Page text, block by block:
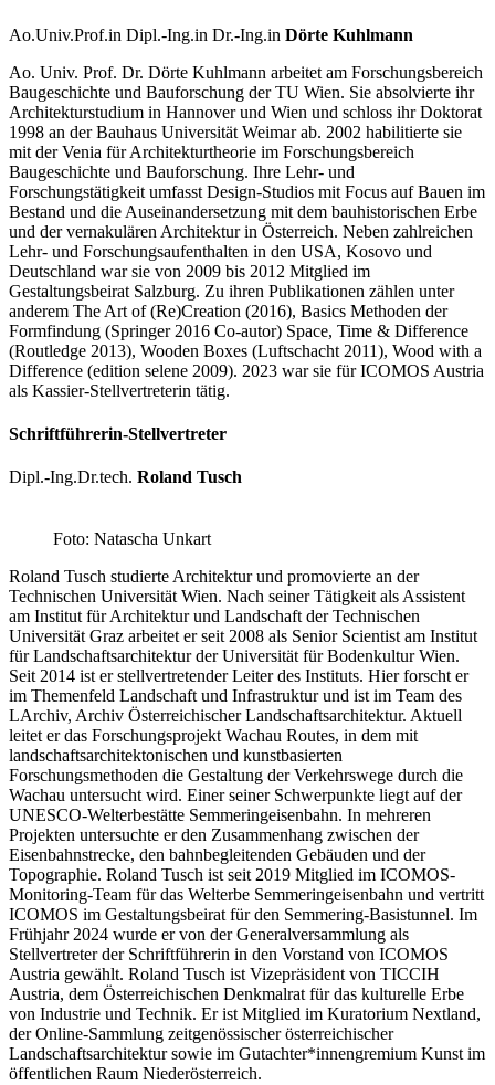
Ao.Univ.Prof.in Dipl.-Ing.in Dr.-Ing.in Dörte Kuhlmann
Ao. Univ. Prof. Dr. Dörte Kuhlmann arbeitet am Forschungsbereich
Baugeschichte und Bauforschung der TU Wien. Sie absolvierte ihr
Architekturstudium in Hannover und Wien und schloss ihr Doktorat
1998 an der Bauhaus Universität Weimar ab. 2002 habilitierte sie
mit der Venia für Architekturtheorie im Forschungsbereich
Baugeschichte und Bauforschung. Ihre Lehr- und
Forschungstätigkeit umfasst Design-Studios mit Focus auf Bauen im
Bestand und die Auseinandersetzung mit dem bauhistorischen Erbe
und der vernakulären Architektur in Österreich. Neben zahlreichen
Lehr- und Forschungsaufenthalten in den USA, Kosovo und
Deutschland war sie von 2009 bis 2012 Mitglied im
Gestaltungsbeirat Salzburg. Zu ihren Publikationen zählen unter
anderem The Art of (Re)Creation (2016), Basics Methoden der
Formfindung (Springer 2016 Co-autor) Space, Time & Difference
(Routledge 2013), Wooden Boxes (Luftschacht 2011), Wood with a
Difference (edition selene 2009). 2023 war sie für ICOMOS Austria
als Kassier-Stellvertreterin tätig.
Schriftführerin-Stellvertreter
Dipl.-Ing.Dr.tech. Roland Tusch
Foto: Natascha Unkart
Roland Tusch studierte Architektur und promovierte an der
Technischen Universität Wien. Nach seiner Tätigkeit als Assistent
am Institut für Architektur und Landschaft der Technischen
Universität Graz arbeitet er seit 2008 als Senior Scientist am Institut
für Landschaftsarchitektur der Universität für Bodenkultur Wien.
Seit 2014 ist er stellvertretender Leiter des Instituts. Hier forscht er
im Themenfeld Landschaft und Infrastruktur und ist im Team des
LArchiv, Archiv Österreichischer Landschaftsarchitektur. Aktuell
leitet er das Forschungsprojekt Wachau Routes, in dem mit
landschaftsarchitektonischen und kunstbasierten
Forschungsmethoden die Gestaltung der Verkehrswege durch die
Wachau untersucht wird. Einer seiner Schwerpunkte liegt auf der
UNESCO-Welterbestätte Semmeringeisenbahn. In mehreren
Projekten untersuchte er den Zusammenhang zwischen der
Eisenbahnstrecke, den bahnbegleitenden Gebäuden und der
Topographie. Roland Tusch ist seit 2019 Mitglied im ICOMOS-
Monitoring-Team für das Welterbe Semmeringeisenbahn und vertritt
ICOMOS im Gestaltungsbeirat für den Semmering-Basistunnel. Im
Frühjahr 2024 wurde er von der Generalversammlung als
Stellvertreter der Schriftführerin in den Vorstand von ICOMOS
Austria gewählt. Roland Tusch ist Vizepräsident von TICCIH
Austria, dem Österreichischen Denkmalrat für das kulturelle Erbe
von Industrie und Technik. Er ist Mitglied im Kuratorium Nextland,
der Online-Sammlung zeitgenössischer österreichischer
Landschaftsarchitektur sowie im Gutachter*innengremium Kunst im
öffentlichen Raum Niederösterreich.